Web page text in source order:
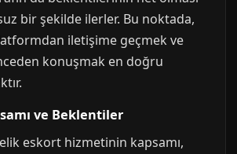
bir şekilde ilerler. Bu noktada,
iletişime geçmek ve
konuşmak en doğru
ve Beklentiler
eskort hizmetinin kapsamı,